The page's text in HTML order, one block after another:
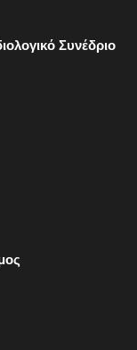
Συνέδριο